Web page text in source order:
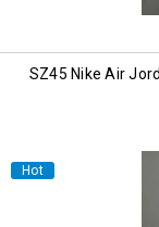
SZ45 Nike Air
Hot